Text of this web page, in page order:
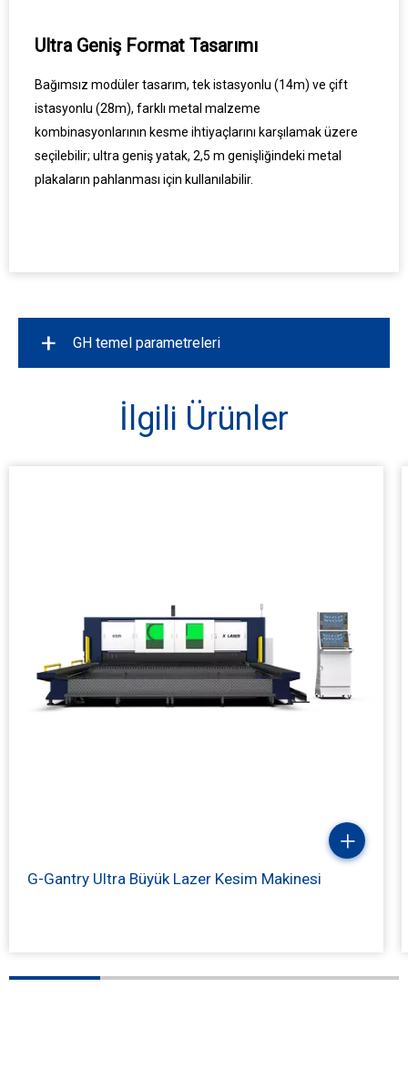
Ultra Geniş Format Tasarımı
Bağımsız modüler tasarım, tek istasyonlu (14m) ve çift
istasyonlu (28m), farklı metal malzeme
kombinasyonlarının kesme ihtiyaçlarını karşılamak üzere
seçilebilir; ultra geniş yatak, 2,5 m genişliğindeki metal
plakaların pahlanması için kullanılabilir.
+ GH temel parametreleri
Çalışma Alanı(mm)
Maksimum Hız
İlgili Ürünler
G-Gantry Ultra Büyük Lazer Kesim Makinesi